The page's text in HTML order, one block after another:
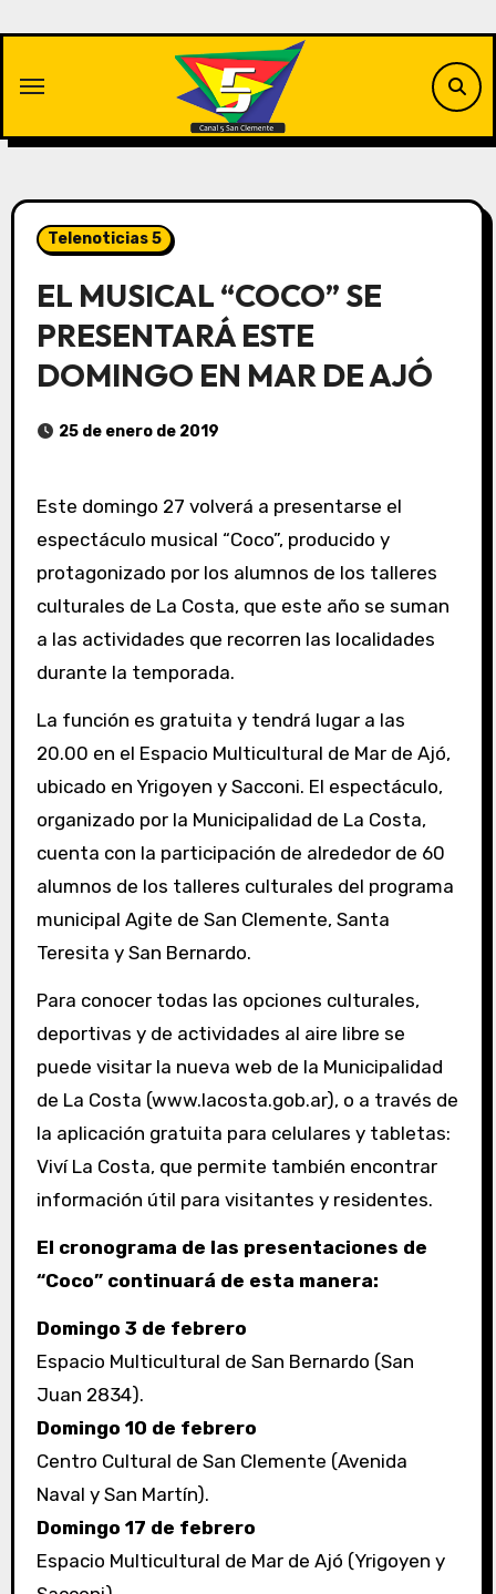
contenido
Telenoticias 5
EL MUSICAL “COCO” SE
PRESENTARÁ ESTE
DOMINGO EN MAR DE AJÓ
25 de enero de 2019
Este domingo 27 volverá a presentarse el
espectáculo musical “Coco”, producido y
protagonizado por los alumnos de los talleres
culturales de La Costa, que este año se suman
a las actividades que recorren las localidades
durante la temporada.
La función es gratuita y tendrá lugar a las
20.00 en el Espacio Multicultural de Mar de Ajó,
ubicado en Yrigoyen y Sacconi. El espectáculo,
organizado por la Municipalidad de La Costa,
cuenta con la participación de alrededor de 60
alumnos de los talleres culturales del programa
municipal Agite de San Clemente, Santa
Teresita y San Bernardo.
Para conocer todas las opciones culturales,
deportivas y de actividades al aire libre se
puede visitar la nueva web de la Municipalidad
de La Costa (www.lacosta.gob.ar), o a través de
la aplicación gratuita para celulares y tabletas:
Viví La Costa, que permite también encontrar
información útil para visitantes y residentes.
El cronograma de las presentaciones de
“Coco” continuará de esta manera:
Domingo 3 de febrero
Espacio Multicultural de San Bernardo (San
Juan 2834).
Domingo 10 de febrero
Centro Cultural de San Clemente (Avenida
Naval y San Martín).
Domingo 17 de febrero
Espacio Multicultural de Mar de Ajó (Yrigoyen y